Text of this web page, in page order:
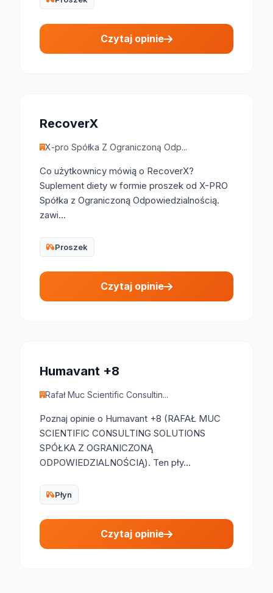
Czytaj opinie
RecoverX
X-pro Spółka Z Ograniczoną Odp...
Co użytkownicy mówią o RecoverX?
Suplement diety w formie proszek od X-PRO
Spółka z Ograniczoną Odpowiedzialnością.
zawi...
Proszek
Czytaj opinie
Humavant +8
Rafał Muc Scientific Consultin...
Poznaj opinie o Humavant +8 (RAFAŁ MUC
SCIENTIFIC CONSULTING SOLUTIONS
SPÓŁKA Z OGRANICZONĄ
ODPOWIEDZIALNOŚCIĄ). Ten pły...
Płyn
Czytaj opinie